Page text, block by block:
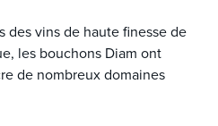
des vins de haute finesse de
les bouchons Diam ont
de nombreux domaines